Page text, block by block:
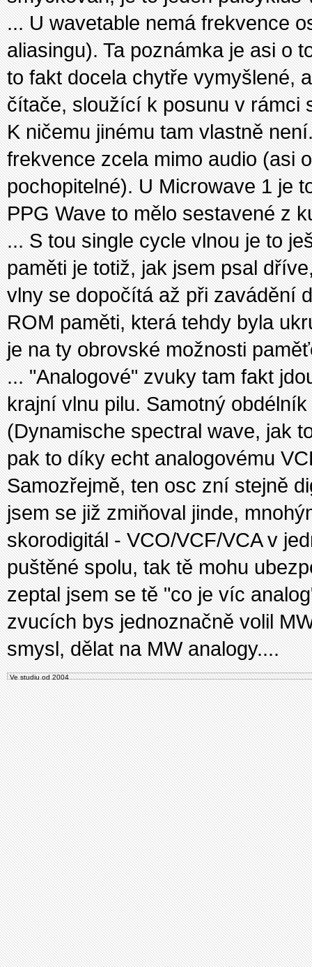
... U wavetable nemá frekvence
aliasingu). Ta poznámka je asi o
to fakt docela chytře vymyšlené,
čítače, sloužící k posunu v rámci
K ničemu jinému tam vlastně
frekvence zcela mimo audio (asi
pochopitelné). U Microwave 1 je
PPG Wave to mělo sestavené z
... S tou single cycle vlnou je to
paměti je totiž, jak jsem psal
vlny se dopočítá až při zavádění
ROM paměti, která tehdy byla
je na ty obrovské možnosti
... "Analogové" zvuky tam fakt
krajní vlnu pilu. Samotný
(Dynamische spectral wave, jak
pak to díky echt analogovému
Samozřejmě, ten osc zní stejně
jsem se již zmiňoval jinde,
skorodigitál - VCO/VCF/VCA v
puštěné spolu, tak tě mohu
zeptal jsem se tě "co je víc
zvucích bys jednoznačně volil
smysl, dělat na MW analogy....
Ve studiu od 2004